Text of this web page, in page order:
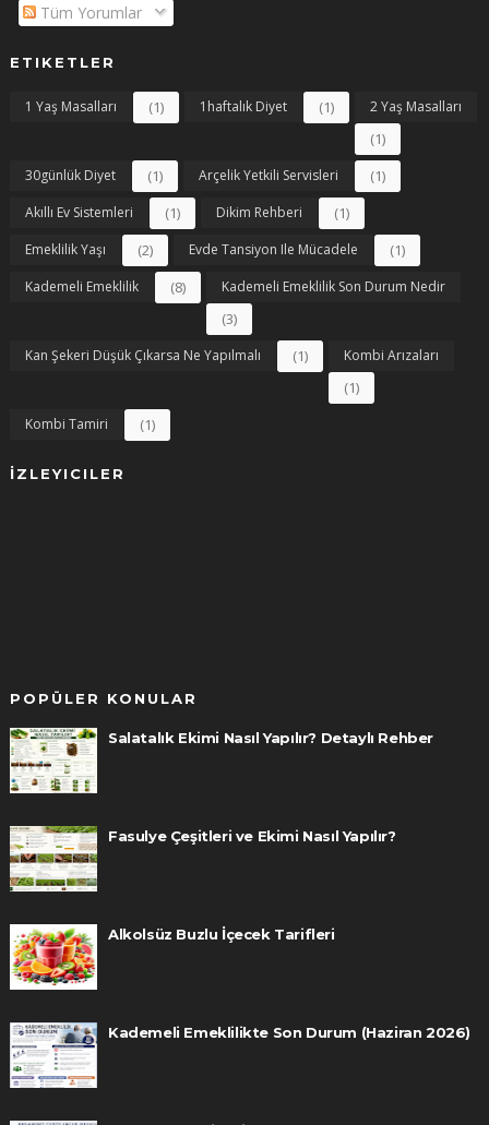
Tüm Yorumlar
ETIKETLER
1 Yaş Masalları (1) 1haftalık Diyet (1) 2 Yaş Masalları
(1)
30günlük Diyet (1) Arçelik Yetkili Servisleri (1)
Akıllı Ev Sistemleri (1) Dikim Rehberi (1)
Emeklilik Yaşı (2) Evde Tansiyon Ile Mücadele (1)
Kademeli Emeklilik (8) Kademeli Emeklilik Son Durum Nedir
(3)
Kan Şekeri Düşük Çıkarsa Ne Yapılmalı (1) Kombi Arızaları
(1)
Kombi Tamiri (1)
İZLEYICILER
POPÜLER KONULAR
Salatalık Ekimi Nasıl Yapılır? Detaylı Rehber
Fasulye Çeşitleri ve Ekimi Nasıl Yapılır?
Alkolsüz Buzlu İçecek Tarifleri
Kademeli Emeklilikte Son Durum (Haziran 2026)